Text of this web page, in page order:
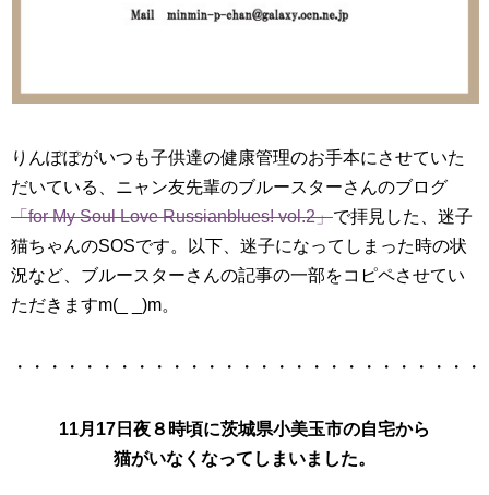
りんぽぽがいつも子供達の健康管理のお手本にさせていた
だいている、ニャン友先輩のブルースターさんのブログ
「for My Soul Love Russianblues! vol.2」で拝見した、迷子
猫ちゃんのSOSです。以下、迷子になってしまった時の状
況など、ブルースターさんの記事の一部をコピペさせてい
ただきますm(_ _)m。
・・・・・・・・・・・・・・・・・・・・・・・・・・・
11月17日夜８時頃に茨城県小美玉市の自宅から
猫がいなくなってしまいました。